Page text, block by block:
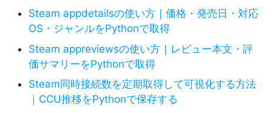
Steam appdetailsの使い方｜価格・発売日・対応
OS・ジャンルをPythonで取得
Steam appreviewsの使い方｜レビュー本文・評
価サマリーをPythonで取得
Steam同時接続数を定期取得して可視化する方法
｜CCU推移をPythonで保存する